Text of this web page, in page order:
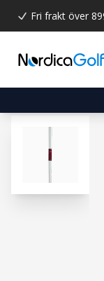
Fri frakt över